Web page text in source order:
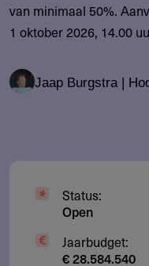
van minimaal 50%.
1 oktober 2026, 14.00
Jaap Burgstra |
Status:
Open
Jaarbudget:
€ 28.584.540